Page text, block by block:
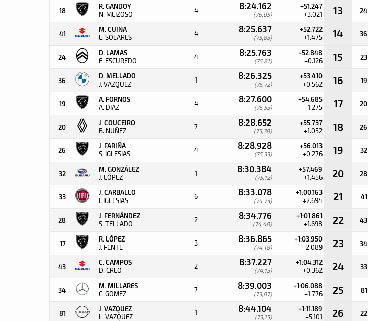
18
R. GANDOY
N. MEIZOSO 4 8:24.162
(76,05)
+51.247
+3.021 13 24
41
M. CUIÑA
E. SOLARES 4 8:25.637
(75,83)
+52.722
+1.475 14 36
24
D. LAMAS
E. ESCUREDO 4 8:25.763
(75,81)
+52.848
+0.126 15 23
36
D. MELLADO
J. VAZQUEZ 1 8:26.325
(75,72)
+53.410
+0.562 16 19
19
A. FORNOS
A. DIAZ 4 8:27.600
(75,53)
+54.685
+1.275 17 20
20
J. COUCEIRO
B. NUÑEZ 7 8:28.652
(75,38)
+55.737
+1.052 18 26
26
J. FARIÑA
S. IGLESIAS 4 8:28.928
(75,33)
+56.013
+0.276 19 32
32
M. GONZÁLEZ
J. LÓPEZ 1 8:30.384
(75,12)
+57.469
+1.456 20 28
33
J. CARBALLO
I. IGLESIAS 6 8:33.078
(74,73)
+1:00.163
+2.694 21 41
28
J. FERNÁNDEZ
S. TELLADO 2 8:34.776
(74,48)
+1:01.861
+1.698 22 43
17
R. LÓPEZ
J. FENTE 3 8:36.865
(74,18)
+1:03.950
+2.089 23 34
43
C. CAMPOS
D. CREO 2 8:37.227
(74,13)
+1:04.312
+0.362 24 33
34
M. MILLARES
C. GOMEZ 7 8:39.003
(73,87)
+1:06.088
+1.776 25 81
81
J. VAZQUEZ
L. VAZQUEZ 1 8:44.104
(73,15)
+1:11.189
+5.101 26 22